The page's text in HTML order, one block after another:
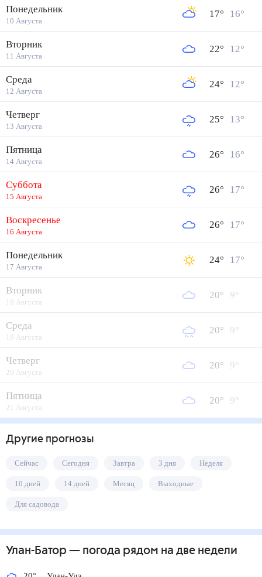
Понедельник
10 Августа
17° 16°
Вторник
11 Августа
22° 12°
Среда
12 Августа
24° 12°
Четверг
13 Августа
25° 13°
Пятница
14 Августа
26° 16°
Суббота
15 Августа
26° 17°
Воскресенье
16 Августа
26° 17°
Понедельник
17 Августа
24° 17°
Вторник
18 Августа
20° 9°
Среда
19 Августа
20° 9°
Четверг
20 Августа
20° 9°
Пятница
21 Августа
20° 9°
Другие прогнозы
Сейчас Сегодня Завтра 3 дня Неделя
10 дней 14 дней Месяц Выходные
Для садовода
Улан-Батор — погода рядом на две недели